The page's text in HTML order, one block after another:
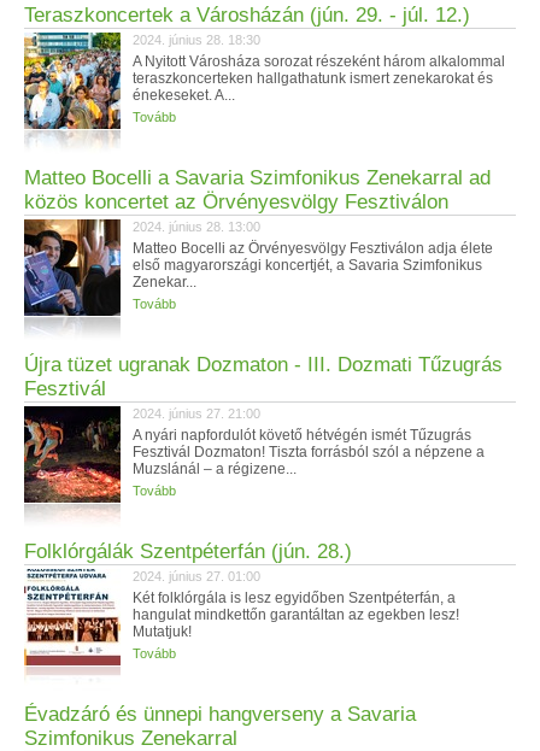
Teraszkoncertek a Városházán (jún. 29. - júl. 12.)
2024. június 28. 18:30
A Nyitott Városháza sorozat részeként három alkalommal
teraszkoncerteken hallgathatunk ismert zenekarokat és
énekeseket. A...
Tovább
Matteo Bocelli a Savaria Szimfonikus Zenekarral ad
közös koncertet az Örvényesvölgy Fesztiválon
2024. június 28. 13:00
Matteo Bocelli az Örvényesvölgy Fesztiválon adja élete
első magyarországi koncertjét, a Savaria Szimfonikus
Zenekar...
Tovább
Újra tüzet ugranak Dozmaton - III. Dozmati Tűzugrás
Fesztivál
2024. június 27. 21:00
A nyári napfordulót követő hétvégén ismét Tűzugrás
Fesztivál Dozmaton! Tiszta forrásból szól a népzene a
Muzslánál – a régizene...
Tovább
Folklórgálák Szentpéterfán (jún. 28.)
2024. június 27. 01:00
Két folklórgála is lesz egyidőben Szentpéterfán, a
hangulat mindkettőn garantáltan az egekben lesz!
Mutatjuk!
Tovább
Évadzáró és ünnepi hangverseny a Savaria
Szimfonikus Zenekarral